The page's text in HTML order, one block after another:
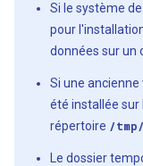
Si le système
pour
données sur un
Si une ancienne
été installée sur
répertoire /
Le dossier